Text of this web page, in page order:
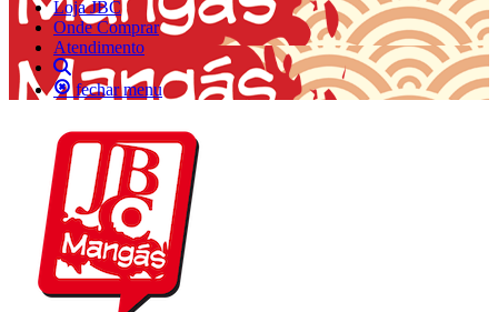
Loja JBC
Onde Comprar
Atendimento
fechar menu